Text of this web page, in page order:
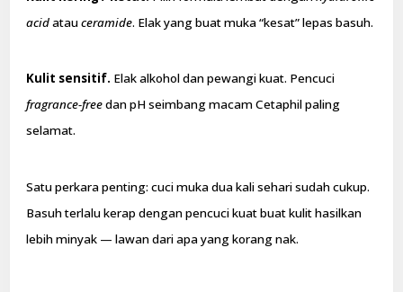
acidatauceramide. Elak yang buat muka “kesat” lepas basuh.
Kulit sensitif. Elak alkohol dan pewangi kuat. Pencuci
fragrance-freedan pH seimbang macam Cetaphil paling
selamat.
Satu perkara penting: cuci muka dua kali sehari sudah cukup.
Basuh terlalu kerap dengan pencuci kuat buat kulit hasilkan
lebih minyak — lawan dari apa yang korang nak.